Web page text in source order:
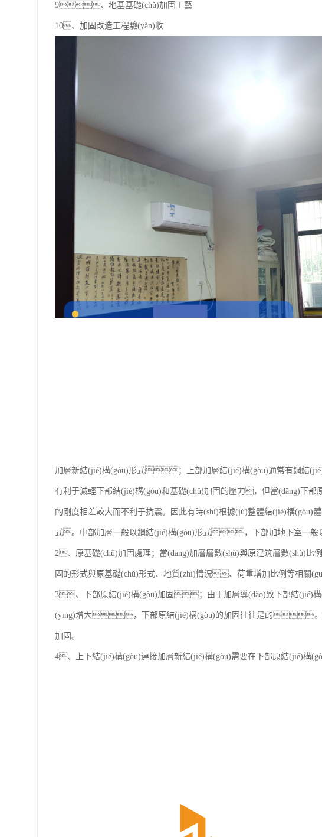
9、地基基礎(chǔ)加固工藝
10、加固改造工程驗(yàn)收
加層新結(jié)構(gòu)形式；上部加層結(jié)構(gòu)通常有鋼結
有利于減輕下部結(jié)構(gòu)和基礎(chǔ)加固的壓力，但當(dāng)下
的剛度相差較大而不利于抗震。因此有時(shí)根據(jù)整體結(jié)構
式。中部加層一般以鋼結(jié)構(gòu)形式，下部加地下室一般
2、原基礎(chǔ)加固處理；當(dāng)加層層數(shù)與原建筑層數
固的形式與原基礎(chǔ)形式、地質(zhì)情況、荷重增加比例等相
3、下部原結(jié)構(gòu)加固；由于加層導(dǎo)致下部結(jié)構
(yīng)增大，下部原結(jié)構(gòu)的加固往往是的。有
加固。
4、上下結(jié)構(gòu)連接加層新結(jié)構(gòu)需要在下部原結(jié)構